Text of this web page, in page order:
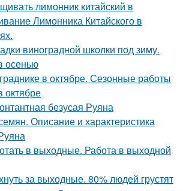
лимонник китайский в
Лимонника Китайского в
виноградной школки под зиму.
осенью
в октябре. Сезонные работы
октябре
безусая Руяна
Описание и характеристика
в выходные. Работа в выходной
за выходные. 80% людей грустят